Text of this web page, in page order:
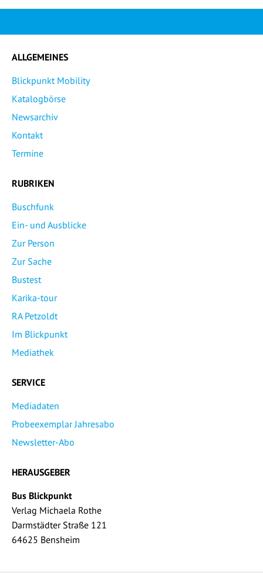
ALLGEMEINES
Blickpunkt Mobility
Katalogbörse
Newsarchiv
Kontakt
Termine
RUBRIKEN
Buschfunk
Ein- und Ausblicke
Zur Person
Zur Sache
Bustest
Karika-tour
RA Petzoldt
Im Blickpunkt
Mediathek
SERVICE
Mediadaten
Probeexemplar Jahresabo
Newsletter-Abo
HERAUSGEBER
Bus Blickpunkt
Verlag Michaela Rothe
Darmstädter Straße 121
64625 Bensheim